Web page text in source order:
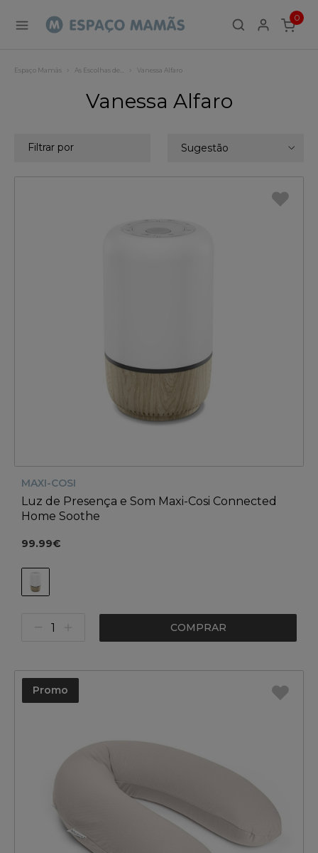
0
ITEMS
Espaço Mamãs As Escolhas de… Vanessa Alfaro
Vanessa Alfaro
Sugestão
Filtrar por
MAXI-COSI
Luz de Presença e Som Maxi-Cosi Connected
Home Soothe
99.99€
COMPRAR
Promo